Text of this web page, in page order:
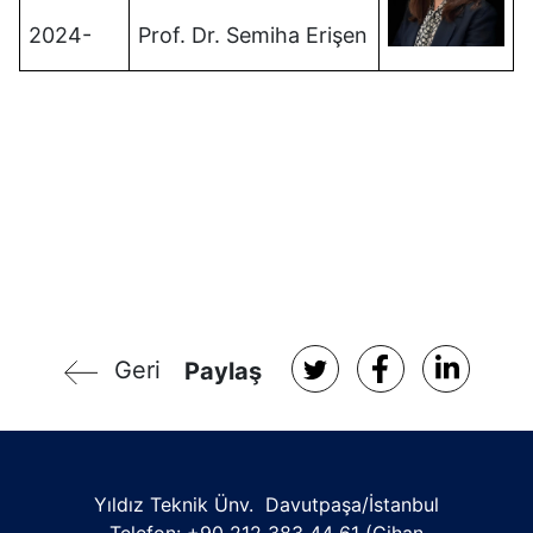
2024- Prof. Dr. Semiha Erişen
Geri Paylaş
Yıldız Teknik Ünv. Davutpaşa/İstanbul